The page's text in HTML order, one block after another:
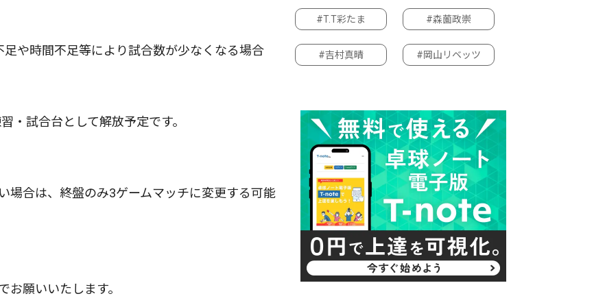
や時間不足等により試合数が少なくなる場合
試合台として解放予定です。
合は、終盤のみ3ゲームマッチに変更する可能
願いいたします。
#T.T彩たま #森薗政崇
#吉村真晴 #岡山リベッツ